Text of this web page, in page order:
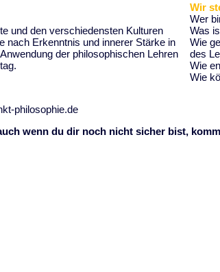
und den verschiedensten Kulturen
nach Erkenntnis und innerer Stärke in
der philosophischen Lehren
Wir
Wer
Was
Wie
des
Wie
Wie
philosophie.de
wenn du dir noch nicht sicher bist,